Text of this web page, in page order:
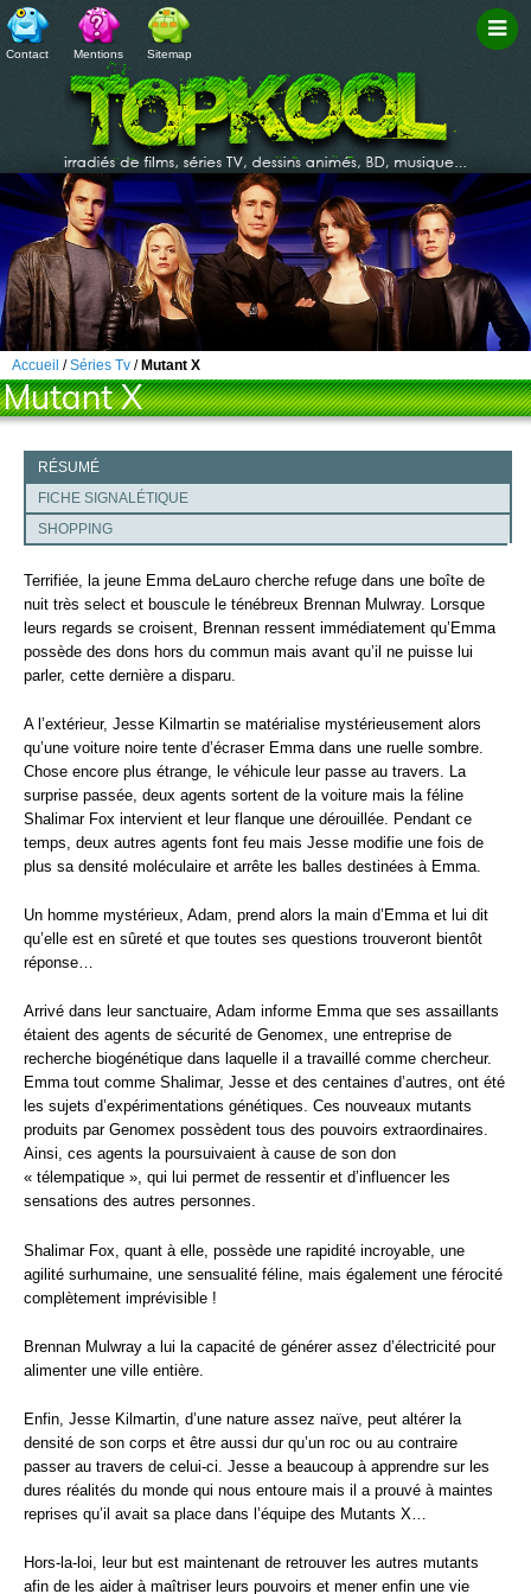
Contact Mentions Sitemap
Accueil /Séries Tv / Mutant X
Mutant X
RÉSUMÉ
FICHE SIGNALÉTIQUE
SHOPPING
Terrifiée, la jeune Emma deLauro cherche refuge dans une boîte de
nuit très select et bouscule le ténébreux Brennan Mulwray. Lorsque
leurs regards se croisent, Brennan ressent immédiatement qu’Emma
possède des dons hors du commun mais avant qu’il ne puisse lui
parler, cette dernière a disparu.
A l’extérieur, Jesse Kilmartin se matérialise mystérieusement alors
qu’une voiture noire tente d’écraser Emma dans une ruelle sombre.
Chose encore plus étrange, le véhicule leur passe au travers. La
surprise passée, deux agents sortent de la voiture mais la féline
Shalimar Fox intervient et leur flanque une dérouillée. Pendant ce
temps, deux autres agents font feu mais Jesse modifie une fois de
plus sa densité moléculaire et arrête les balles destinées à Emma.
Un homme mystérieux, Adam, prend alors la main d’Emma et lui dit
qu’elle est en sûreté et que toutes ses questions trouveront bientôt
réponse…
Arrivé dans leur sanctuaire, Adam informe Emma que ses assaillants
étaient des agents de sécurité de Genomex, une entreprise de
recherche biogénétique dans laquelle il a travaillé comme chercheur.
Emma tout comme Shalimar, Jesse et des centaines d’autres, ont été
les sujets d’expérimentations génétiques. Ces nouveaux mutants
produits par Genomex possèdent tous des pouvoirs extraordinaires.
Ainsi, ces agents la poursuivaient à cause de son don
« télempatique », qui lui permet de ressentir et d’influencer les
sensations des autres personnes.
Shalimar Fox, quant à elle, possède une rapidité incroyable, une
agilité surhumaine, une sensualité féline, mais également une férocité
complètement imprévisible !
Brennan Mulwray a lui la capacité de générer assez d’électricité pour
alimenter une ville entière.
Enfin, Jesse Kilmartin, d’une nature assez naïve, peut altérer la
densité de son corps et être aussi dur qu’un roc ou au contraire
passer au travers de celui-ci. Jesse a beaucoup à apprendre sur les
dures réalités du monde qui nous entoure mais il a prouvé à maintes
reprises qu’il avait sa place dans l’équipe des Mutants X…
Hors-la-loi, leur but est maintenant de retrouver les autres mutants
afin de les aider à maîtriser leurs pouvoirs et mener enfin une vie